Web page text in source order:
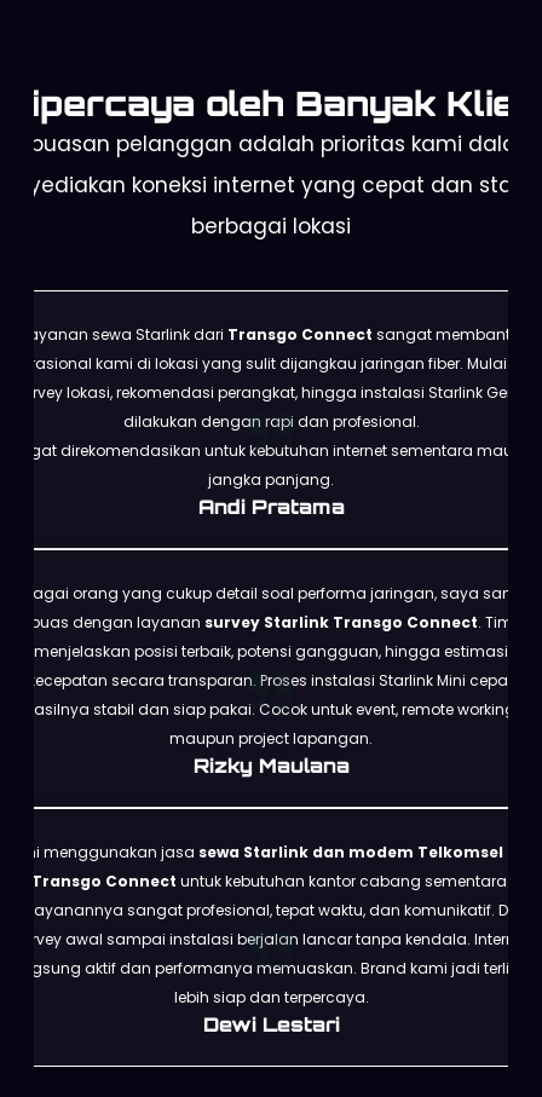
Dipercaya oleh Banyak Klien
Kepuasan pelanggan adalah prioritas kami dalam
koneksi internet yang cepat dan stabil
berbagai lokasi
Layanan sewa Starlink dari Transgo Connect sangat membantu
operasional kami di lokasi yang sulit dijangkau jaringan fiber. Mulai dari
survey lokasi, rekomendasi perangkat, hingga instalasi Starlink Gen 3
dilakukan dengan rapi dan profesional.
Sangat direkomendasikan untuk kebutuhan internet sementara maupun
jangka panjang.
Andi Pratama
Sebagai orang yang cukup detail soal performa jaringan, saya sangat
puas dengan layanan survey Starlink Transgo Connect. Tim
menjelaskan posisi terbaik, potensi gangguan, hingga estimasi
kecepatan secara transparan. Proses instalasi Starlink Mini cepat,
hasilnya stabil dan siap pakai. Cocok untuk event, remote working,
maupun project lapangan.
Rizky Maulana
Kami menggunakan jasa sewa Starlink dan modem Telkomsel dari
Transgo Connect untuk kebutuhan kantor cabang sementara.
Pelayanannya sangat profesional, tepat waktu, dan komunikatif. Dari
survey awal sampai instalasi berjalan lancar tanpa kendala. Internet
langsung aktif dan performanya memuaskan. Brand kami jadi terlihat
lebih siap dan terpercaya.
Dewi Lestari